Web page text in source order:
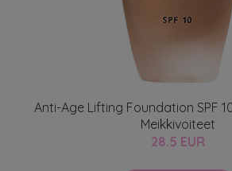
Anti-Age Lifting Foundation SPF
Meikkivoiteet
28.5 EUR